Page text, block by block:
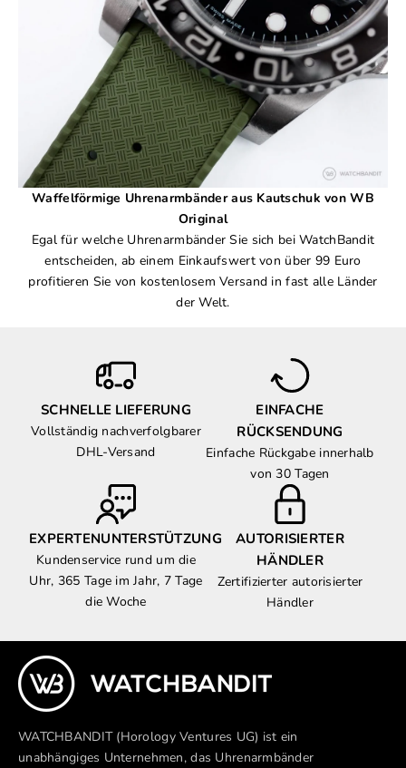
Waffelförmige Uhrenarmbänder aus Kautschuk von WB
Original
Egal für welche Uhrenarmbänder Sie sich bei WatchBandit
entscheiden, ab einem Einkaufswert von über 99 Euro
profitieren Sie von kostenlosem Versand in fast alle Länder
der Welt.
SCHNELLE LIEFERUNG
Vollständig nachverfolgbarer
DHL-Versand
EINFACHE
RÜCKSENDUNG
Einfache Rückgabe innerhalb
von 30 Tagen
EXPERTENUNTERSTÜTZUNG
Kundenservice rund um die
Uhr, 365 Tage im Jahr, 7 Tage
die Woche
AUTORISIERTER
HÄNDLER
Zertifizierter autorisierter
Händler
WATCHBANDIT (Horology Ventures UG) ist ein
unabhängiges Unternehmen, das Uhrenarmbänder